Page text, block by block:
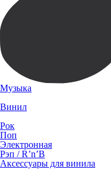
Музыка
Винил
Рок
Поп
Электронная
Рэп / R’n’B
Аксессуары для винила